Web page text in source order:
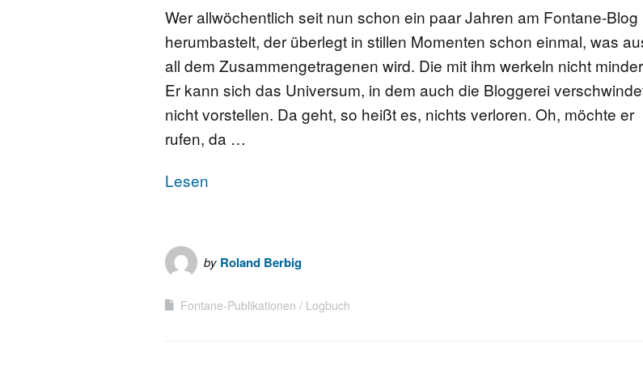
FONTANE-INSTITUTIONEN
FONTANE-
LEBENSSTATIONEN
Wer allwöchentlich seit nun schon ein paar Jahren am Fontane-Blog
herumbastelt, der überlegt in stillen Momenten schon einmal, was
all dem Zusammengetragenen wird. Die mit ihm werkeln nicht
Er kann sich das Universum, in dem auch die Bloggerei
nicht vorstellen. Da geht, so heißt es, nichts verloren. Oh, möchte er
rufen, da …
Lesen
by Roland Berbig
Fontane-Publikationen Logbuch